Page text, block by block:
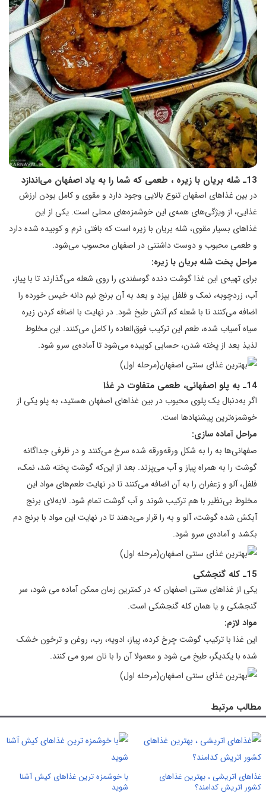
13ـ شله بریان با زیره ، طعمی که شما را به یاد اصفهان می‌اندازد
در بین غذاهای اصفهان تنوع بالایی وجود دارد و مقوی و کامل بودن ارزش
غذایی، از ویژگی‌های همه‌ی این خوشمزه‌های محلی است. یکی از این
غذاهای بسیار مقوی، شله بریان با زیره است که بافتی نرم و کوبیده شده دارد
و طعمی محبوب و دوست داشتنی در اصفهان محسوب می‌شود.
مراحل پخت شله بریان با زیره:
برای تهیه‌ی این غذا گوشت دنده گوسفندی را روی شعله می‌گذارند تا با پیاز،
آب، زردچوبه، نمک و فلفل بپزد و بعد به آن برنج نیم دانه خیس خورده را
اضافه می‌کنند تا با شعله کم آتش طبخ شود. در نهایت با اضافه کردن زیره
سیاه آسیاب شده، طعم این ترکیب فوق‌العاده را کامل می‌کنند. این مخلوط
لذیذ بعد از پخته شدن، حسابی کوبیده می‌شود تا آماده‌ی سرو شود.
14ـ به پلو اصفهانی، طعمی متفاوت در غذا
اگر به‌دنبال یک پلوی محبوب در بین غذاهای اصفهان هستید، به پلو یکی از
خوشمزه‌ترین پیشنهادها است.
مراحل آماده سازی:
صفهانی‌ها به را به شکل ورقه‌ورقه شده سرخ می‌کنند و در ظرفی جداگانه
گوشت را به همراه پیاز و آب می‌پزند. بعد از این‌که گوشت پخته شد، نمک،
فلفل، آلو و زعفران را به آن اضافه می‌کنند تا در نهایت طعم‌های مواد این
مخلوط بی‌نظیر با هم ترکیب شوند و آب گوشت تمام شود. لابه‌لای برنج
آبکش شده گوشت، آلو و به را قرار می‌دهند تا در نهایت این مواد با برنج دم
بکشد و آماده‌ی سرو شود.
15ـ کله گنجشکی
یکی از غذاهای سنتی اصفهان که در کمترین زمان ممکن آماده می شود، سر
گنجشکی و یا همان کله گنجشکی است.
مواد لازم:
این غذا با ترکیب گوشت چرخ کرده، پیاز، ادویه، رب، روغن و ترخون خشک
شده با یکدیگر، طبخ می شود و معمولا آن را با نان سرو می کنند.
مطالب مرتبط
غذاهای اتریشی ، بهترین غذاهای
کشور اتریش کدامند؟
با خوشمزه ترین غذاهای کیش آشنا
شوید